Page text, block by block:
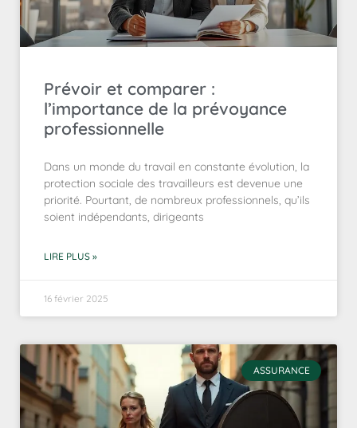
Prévoir et comparer :
l’importance de la prévoyance
professionnelle
Dans un monde du travail en constante évolution, la
protection sociale des travailleurs est devenue une
priorité. Pourtant, de nombreux professionnels, qu’ils
soient indépendants, dirigeants
LIRE PLUS »
16 février 2025
ASSURANCE